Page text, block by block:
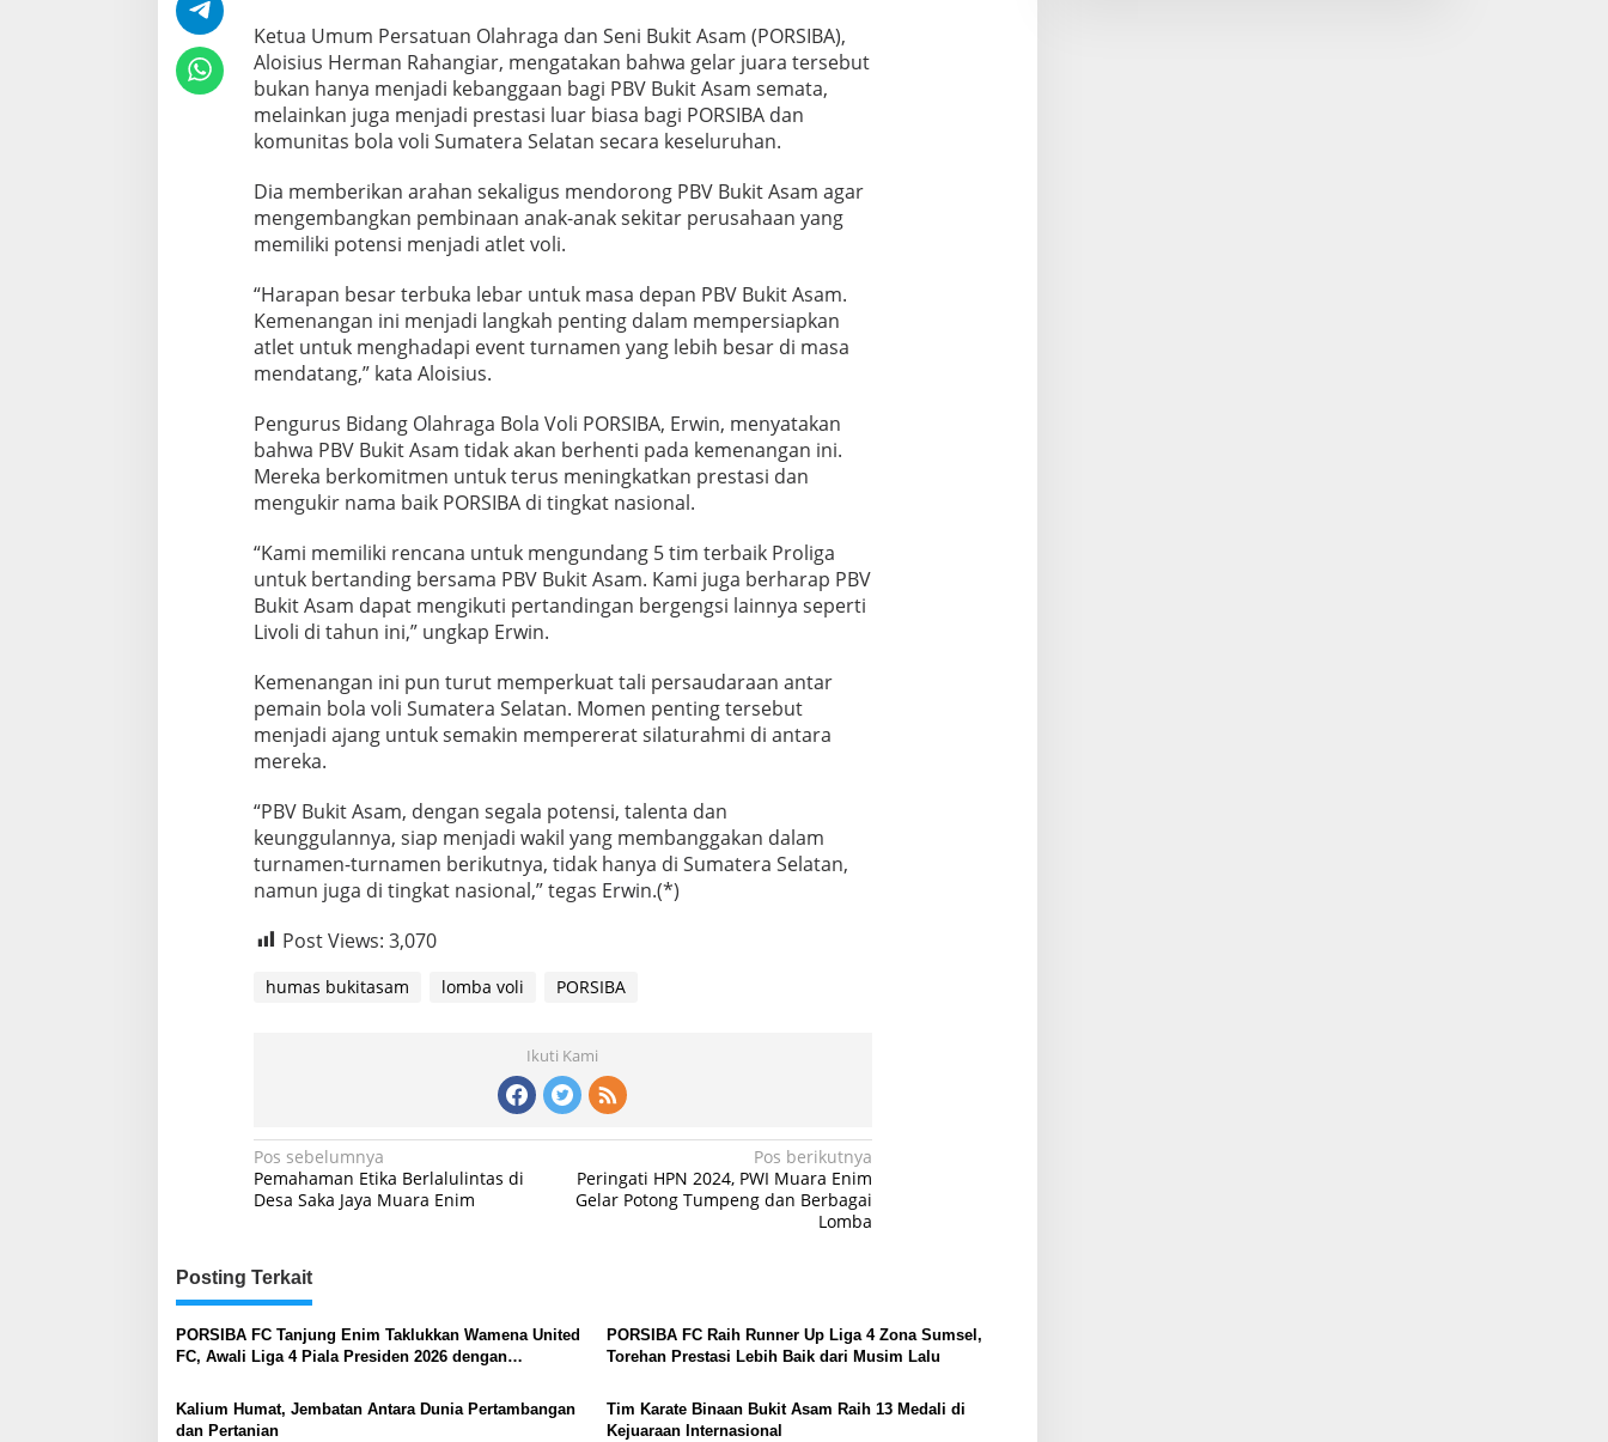
Ketua Umum Persatuan Olahraga dan Seni Bukit Asam (PORSIBA),
Aloisius Herman Rahangiar, mengatakan bahwa gelar juara tersebut
bukan hanya menjadi kebanggaan bagi PBV Bukit Asam semata,
melainkan juga menjadi prestasi luar biasa bagi PORSIBA dan
komunitas bola voli Sumatera Selatan secara keseluruhan.
Dia memberikan arahan sekaligus mendorong PBV Bukit Asam agar
mengembangkan pembinaan anak-anak sekitar perusahaan yang
memiliki potensi menjadi atlet voli.
“Harapan besar terbuka lebar untuk masa depan PBV Bukit Asam.
Kemenangan ini menjadi langkah penting dalam mempersiapkan
atlet untuk menghadapi event turnamen yang lebih besar di masa
mendatang,” kata Aloisius.
Pengurus Bidang Olahraga Bola Voli PORSIBA, Erwin, menyatakan
bahwa PBV Bukit Asam tidak akan berhenti pada kemenangan ini.
Mereka berkomitmen untuk terus meningkatkan prestasi dan
mengukir nama baik PORSIBA di tingkat nasional.
“Kami memiliki rencana untuk mengundang 5 tim terbaik Proliga
untuk bertanding bersama PBV Bukit Asam. Kami juga berharap PBV
Bukit Asam dapat mengikuti pertandingan bergengsi lainnya seperti
Livoli di tahun ini,” ungkap Erwin.
Kemenangan ini pun turut memperkuat tali persaudaraan antar
pemain bola voli Sumatera Selatan. Momen penting tersebut
menjadi ajang untuk semakin mempererat silaturahmi di antara
mereka.
“PBV Bukit Asam, dengan segala potensi, talenta dan
keunggulannya, siap menjadi wakil yang membanggakan dalam
turnamen-turnamen berikutnya, tidak hanya di Sumatera Selatan,
namun juga di tingkat nasional,” tegas Erwin.(*)
Post Views: 3,070
humas bukitasam lomba voli PORSIBA
Ikuti Kami
Navigasi
pos
Pos sebelumnya
Pemahaman Etika Berlalulintas di
Desa Saka Jaya Muara Enim
Pos berikutnya
Peringati HPN 2024, PWI Muara Enim
Gelar Potong Tumpeng dan Berbagai
Lomba
Posting Terkait
PORSIBA FC Tanjung Enim Taklukkan Wamena United
FC, Awali Liga 4 Piala Presiden 2026 dengan
PORSIBA FC Raih Runner Up Liga 4 Zona Sumsel,
Torehan Prestasi Lebih Baik dari Musim Lalu
Kalium Humat, Jembatan Antara Dunia Pertambangan
dan Pertanian
Tim Karate Binaan Bukit Asam Raih 13 Medali di
Kejuaraan Internasional